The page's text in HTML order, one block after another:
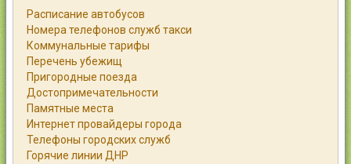
Статьи
Каталог
Справочник
Работа
Объявления
Расписание автобусов
Номера телефонов служб такси
Коммунальные тарифы
Перечень убежищ
Пригородные поезда
Достопримечательности
Памятные места
Интернет провайдеры города
Телефоны городских служб
Горячие линии ДНР